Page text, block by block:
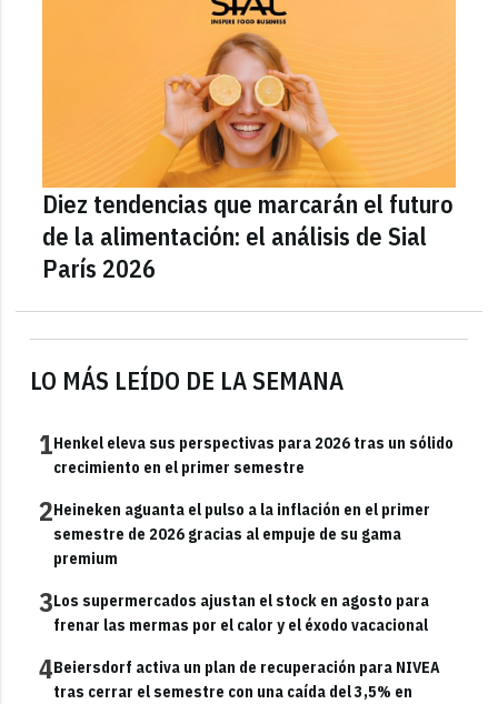
LO MÁS LEÍDO DE LA SEMANA
1Henkel eleva sus perspectivas para 2026 tras un sólido
crecimiento en el primer semestre
2Heineken aguanta el pulso a la inflación en el primer
semestre de 2026 gracias al empuje de su gama
premium
3Los supermercados ajustan el stock en agosto para
frenar las mermas por el calor y el éxodo vacacional
4Beiersdorf activa un plan de recuperación para NIVEA
tras cerrar el semestre con una caída del 3,5% en
Diez tendencias que marcarán el futuro
de la alimentación: el análisis de Sial
París 2026